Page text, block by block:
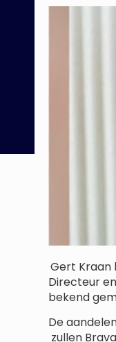
Gert Kraan
Directeur
bekend
De
zullen